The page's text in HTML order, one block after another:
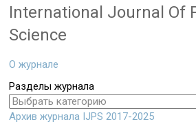
International Journal Of
Science
О журнале
Разделы журнала
Архив журнала IJPS 2017-2025